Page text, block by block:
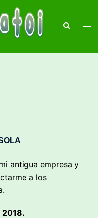
antigua empresa y
a los
2018.